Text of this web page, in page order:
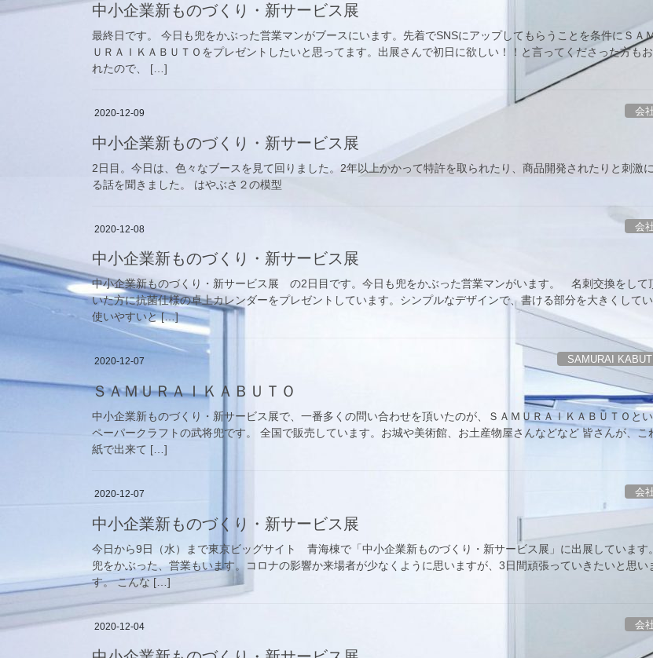
中小企業新ものづくり・新サービス展
最終日です。 今日も兜をかぶった営業マンがブースにいます。先着でSNSにアップしてもらうことを条件にＳＡ
ＵＲＡＩＫＡＢＵＴＯをプレゼントしたいと思ってます。出展さんで初日に欲しい！！と言ってくださった方も
れたので、 […]
2020-12-09 会
中小企業新ものづくり・新サービス展
2日目。今日は、色々なブースを見て回りました。2年以上かかって特許を取られたり、商品開発されたりと刺激
る話を聞きました。 はやぶさ２の模型
2020-12-08 会
中小企業新ものづくり・新サービス展
中小企業新ものづくり・新サービス展 の2日目です。今日も兜をかぶった営業マンがいます。 名刺交換をして
いた方に抗菌仕様の卓上カレンダーをプレゼントしています。シンプルなデザインで、書ける部分を大きくして
使いやすいと […]
2020-12-07 SAMURAI KABUTI
ＳＡＭＵＲＡＩＫＡＢＵＴＯ
中小企業新ものづくり・新サービス展で、一番多くの問い合わせを頂いたのが、ＳＡＭＵＲＡＩＫＡＢＵＴＯと
ペーパークラフトの武将兜です。 全国で販売しています。お城や美術館、お土産物屋さんなどなど 皆さんが、こ
紙で出来て […]
2020-12-07 会
中小企業新ものづくり・新サービス展
今日から9日（水）まで東京ビッグサイト 青海棟で「中小企業新ものづくり・新サービス展」に出展しています。
兜をかぶった、営業もいます。コロナの影響か来場者が少なくように思いますが、3日間頑張っていきたいと思い
す。 こんな […]
2020-12-04 会